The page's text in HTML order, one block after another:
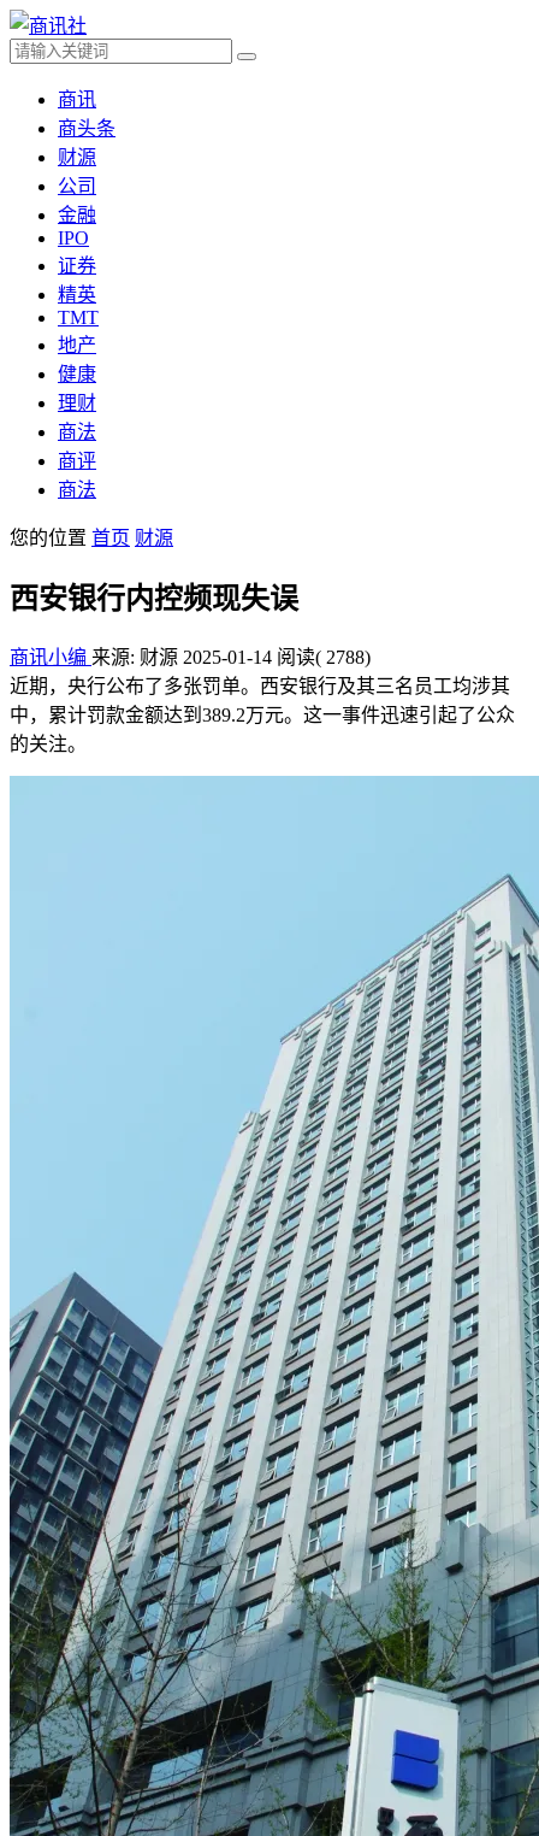
商讯
商头条
财源
公司
金融
IPO
证券
精英
TMT
地产
健康
理财
商法
商评
商法
您的位置 首页 财源
西安银行内控频现失误
商讯小编 来源: 财源 2025-01-14 阅读( 2788)
近期，央行公布了多张罚单。西安银行及其三名员工均涉其
中，累计罚款金额达到389.2万元。这一事件迅速引起了公众
的关注。